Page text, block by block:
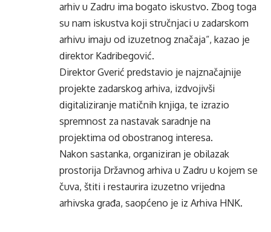
arhiv u Zadru ima bogato iskustvo. Zbog toga
su nam iskustva koji stručnjaci u zadarskom
arhivu imaju od izuzetnog značaja“, kazao je
direktor Kadribegović.
Direktor Gverić predstavio je najznačajnije
projekte zadarskog arhiva, izdvojivši
digitaliziranje matičnih knjiga, te izrazio
spremnost za nastavak saradnje na
projektima od obostranog interesa.
Nakon sastanka, organiziran je obilazak
prostorija Državnog arhiva u Zadru u kojem se
čuva, štiti i restaurira izuzetno vrijedna
arhivska građa, saopćeno je iz Arhiva HNK.